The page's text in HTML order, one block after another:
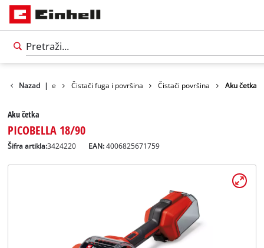
Nazad |
za čišćenje Čistači fuga i površina Čistači površina Aku četka
Aku četka
PICOBELLA 18/90
Šifra artikla:3424220 EAN:4006825671759